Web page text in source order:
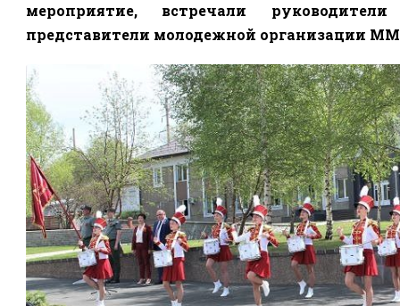
мероприятие, встречали
представители молодежной организации